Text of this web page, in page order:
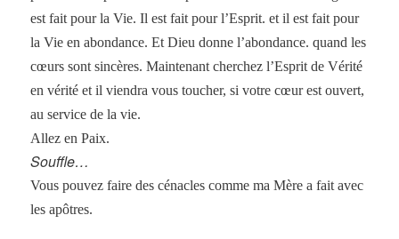
est fait pour la Vie. Il est fait pour l’Esprit. et il est fait pour
la Vie en abondance. Et Dieu donne l’abondance. quand les
cœurs sont sincères. Maintenant cherchez l’Esprit de Vérité
en vérité et il viendra vous toucher, si votre cœur est ouvert,
au service de la vie.
Allez en Paix.
Souffle…
Vous pouvez faire des cénacles comme ma Mère a fait avec
les apôtres.